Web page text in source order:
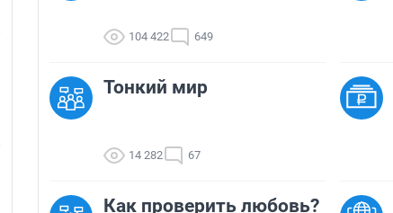
104 422 649
Тонкий мир
14 282 67
Как проверить любовь?